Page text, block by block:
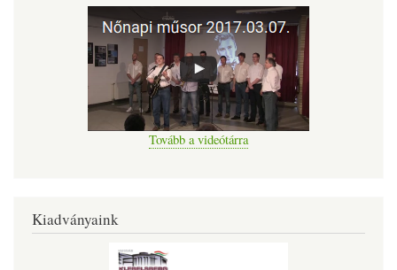
Tovább a videótárra
Kiadványaink